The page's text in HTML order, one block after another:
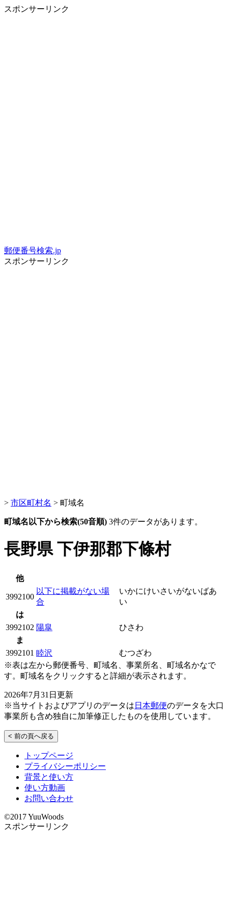
スポンサーリンク
郵便番号検索.jp
スポンサーリンク
> 市区町村名 > 町域名
町域名以下から検索(50音順) 3件のデータがあります。
長野県 下伊那郡下條村
他
3992100
以下に掲載がない場
合
いかにけいさいがないばあ
い
は
3992102 陽皐
ひさわ
ま
3992101 睦沢
むつざわ
※表は左から郵便番号、町域名、事業所名、町域名かなで
す。町域名をクリックすると詳細が表示されます。
2026年7月31日更新
※当サイトおよびアプリのデータは 日本郵便のデータを大口
事業所も含め独自に加筆修正したものを使用しています。
< 前の頁へ戻る
トップページ
プライバシーポリシー
背景と使い方
使い方動画
お問い合わせ
©2017 YuuWoods
スポンサーリンク